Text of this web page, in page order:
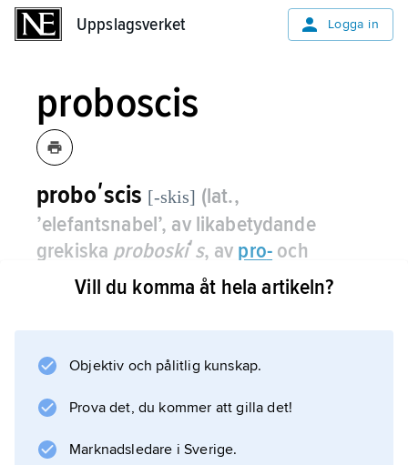
Uppslagsverket Logga in
proboscis
proboʹscis [-skis] (lat.,
’elefantsnabel’, av likabetydande
grekiska proboskiʹs, av pro- och
boʹskomai’beta’), snabellikt,
havsborstmaskar,Priapulida
snäckor.
Elefanters och andra däggdjurs snabel kan
också kallas proboscis.
Vill du komma åt hela artikeln?
Objektiv och pålitlig kunskap.
Prova det, du kommer att gilla det!
Marknadsledare i Sverige.